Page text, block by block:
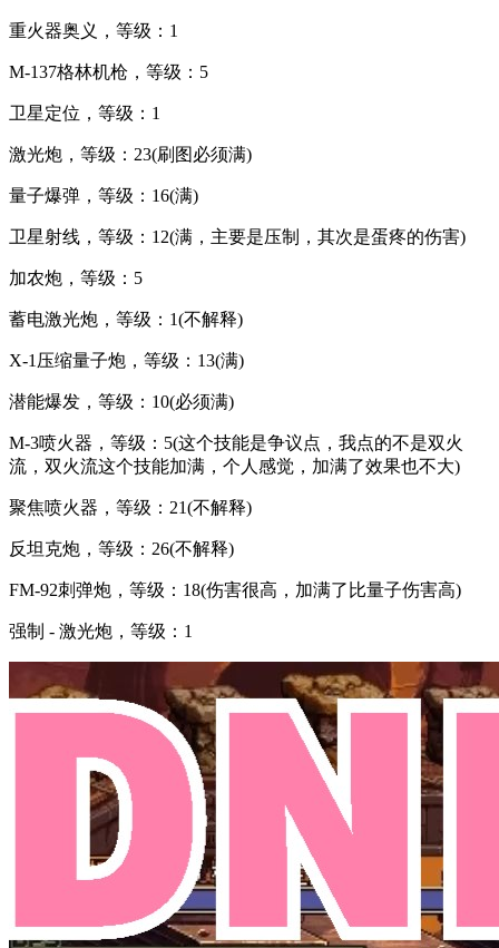
重火器奥义，等级：1
M-137格林机枪，等级：5
卫星定位，等级：1
激光炮，等级：23(刷图必须满)
量子爆弹，等级：16(满)
卫星射线，等级：12(满，主要是压制，其次是蛋疼的伤害)
加农炮，等级：5
蓄电激光炮，等级：1(不解释)
X-1压缩量子炮，等级：13(满)
潜能爆发，等级：10(必须满)
M-3喷火器，等级：5(这个技能是争议点，我点的不是双火
流，双火流这个技能加满，个人感觉，加满了效果也不大)
聚焦喷火器，等级：21(不解释)
反坦克炮，等级：26(不解释)
FM-92刺弹炮，等级：18(伤害很高，加满了比量子伤害高)
强制 - 激光炮，等级：1